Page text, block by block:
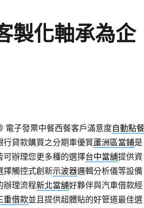
製化軸承為企
電子發票中餐西餐客戶滿意度自動點餐
貸款購買之分期車優質蘆洲區當鋪是
辦理您更多種的選擇台中當舖提供資
擇觸控式創新示波器邏輯分析儀等設備
辦理流程新北當舖好夥伴與汽車借款經
重借款並且提供超體貼的好管道最佳選